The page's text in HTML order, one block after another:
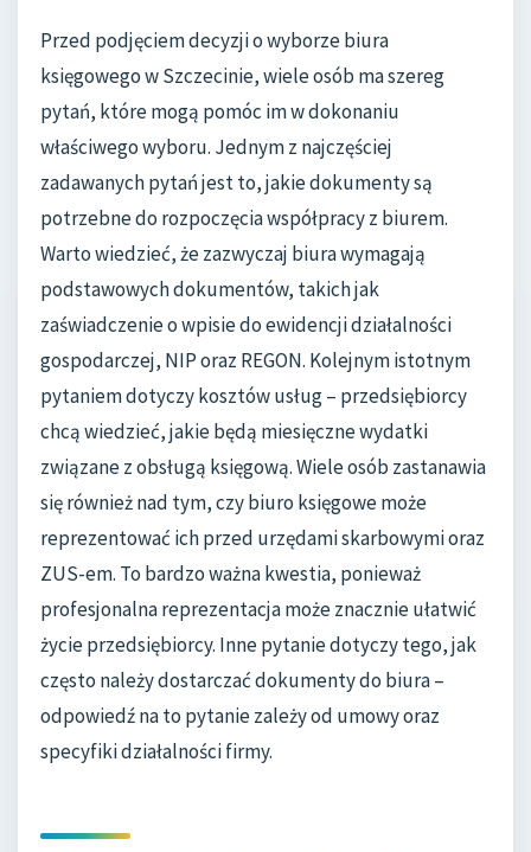
Przed podjęciem decyzji o wyborze biura
księgowego w Szczecinie, wiele osób ma szereg
pytań, które mogą pomóc im w dokonaniu
właściwego wyboru. Jednym z najczęściej
zadawanych pytań jest to, jakie dokumenty są
potrzebne do rozpoczęcia współpracy z biurem.
Warto wiedzieć, że zazwyczaj biura wymagają
podstawowych dokumentów, takich jak
zaświadczenie o wpisie do ewidencji działalności
gospodarczej, NIP oraz REGON. Kolejnym istotnym
pytaniem dotyczy kosztów usług – przedsiębiorcy
chcą wiedzieć, jakie będą miesięczne wydatki
związane z obsługą księgową. Wiele osób zastanawia
się również nad tym, czy biuro księgowe może
reprezentować ich przed urzędami skarbowymi oraz
ZUS-em. To bardzo ważna kwestia, ponieważ
profesjonalna reprezentacja może znacznie ułatwić
życie przedsiębiorcy. Inne pytanie dotyczy tego, jak
często należy dostarczać dokumenty do biura –
odpowiedź na to pytanie zależy od umowy oraz
specyfiki działalności firmy.